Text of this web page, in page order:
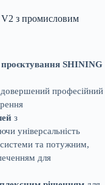
з промисловим
SHINING
професійний
з
універсальність
системи та потужним,
для